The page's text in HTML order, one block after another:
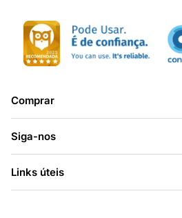
Comprar
Siga-nos
Links úteis